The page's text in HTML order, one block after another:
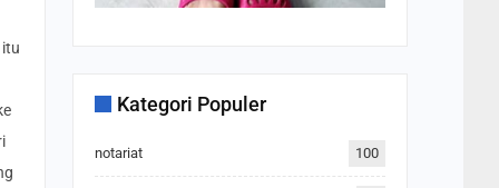
Kategori Populer
notariat 100